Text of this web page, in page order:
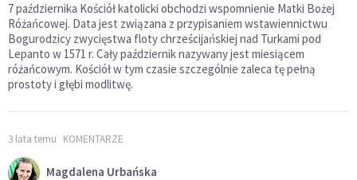
7 października Kościół katolicki obchodzi wspomnienie Matki Bożej
Różańcowej. Data jest związana z przypisaniem wstawiennictwu
Bogurodzicy zwycięstwa floty chrześcijańskiej nad Turkami pod
Lepanto w 1571 r. Cały październik nazywany jest miesiącem
różańcowym. Kościół w tym czasie szczególnie zaleca tę pełną
prostoty i głębi modlitwę.
3 lata temu KOMENTARZE
Magdalena Urbańska